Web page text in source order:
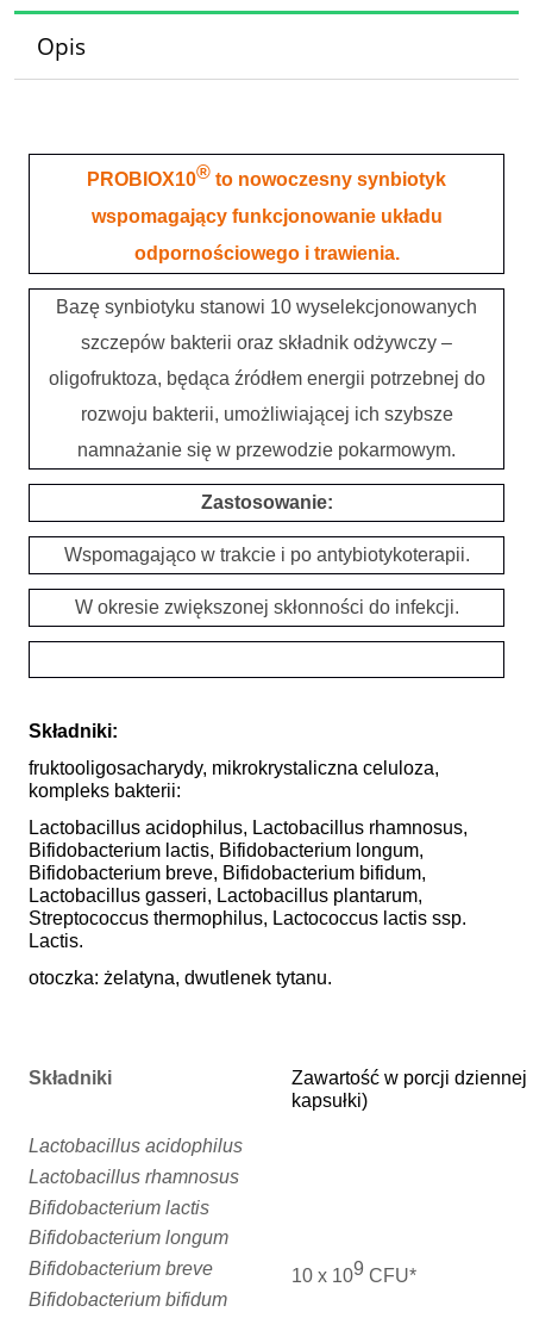
Opis
PROBIOX10® to nowoczesny synbiotyk
wspomagający funkcjonowanie układu
odpornościowego i trawienia.
Bazę synbiotyku stanowi 10 wyselekcjonowanych
szczepów bakterii oraz składnik odżywczy –
oligofruktoza, będąca źródłem energii potrzebnej do
rozwoju bakterii, umożliwiającej ich szybsze
namnażanie się w przewodzie pokarmowym.
Zastosowanie:
Wspomagająco w trakcie i po antybiotykoterapii.
W okresie zwiększonej skłonności do infekcji.
Składniki:
fruktooligosacharydy, mikrokrystaliczna celuloza,
kompleks bakterii:
Lactobacillus acidophilus, Lactobacillus rhamnosus,
Bifidobacterium lactis, Bifidobacterium longum,
Bifidobacterium breve, Bifidobacterium bifidum,
Lactobacillus gasseri, Lactobacillus plantarum,
Streptococcus thermophilus, Lactococcus lactis ssp.
Lactis.
otoczka: żelatyna, dwutlenek tytanu.
Składniki
Zawartość w porcji dziennej
kapsułki)
Lactobacillus acidophilus
Lactobacillus rhamnosus
Bifidobacterium lactis
Bifidobacterium longum
Bifidobacterium breve
Bifidobacterium bifidum
10 x 109 CFU*